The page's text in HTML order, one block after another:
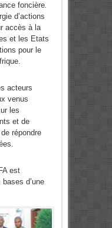
foncière.
d’actions
accès à la
et les Etats
pour le
acteurs
venus
les
et de
répondre
est
d’une